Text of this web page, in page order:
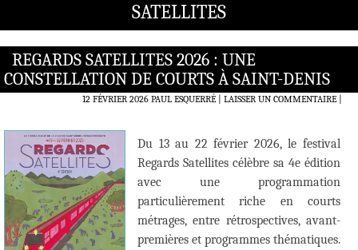
SATELLITES
REGARDS SATELLITES 2026 : UNE
CONSTELLATION DE COURTS À SAINT-DENIS
12 FÉVRIER 2026 PAUL ESQUERRÉ LAISSER UN COMMENTAIRE|
Du 13 au 22 février 2026, le festival
Regards Satellites célèbre sa 4e édition
avec une programmation
particulièrement riche en courts
métrages, entre rétrospectives, avant-
premières et programmes thématiques.